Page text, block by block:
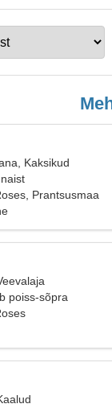
Kaksikud
Prantsusmaa
poiss-sõpra